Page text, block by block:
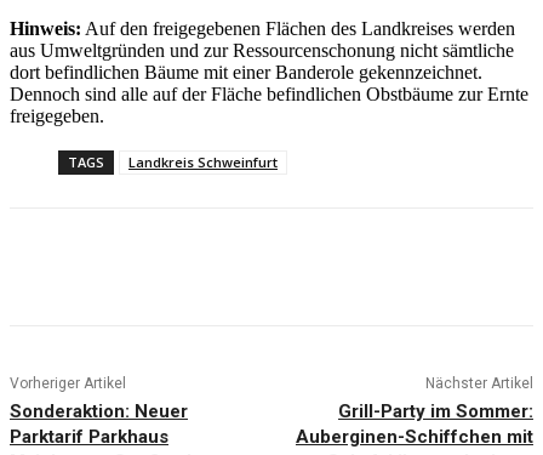
Hinweis: Auf den freigegebenen Flächen des Landkreises werden
aus Umweltgründen und zur Ressourcenschonung nicht sämtliche
dort befindlichen Bäume mit einer Banderole gekennzeichnet.
Dennoch sind alle auf der Fläche befindlichen Obstbäume zur Ernte
freigegeben.
TAGS Landkreis Schweinfurt
Vorheriger Artikel
Sonderaktion: Neuer
Parktarif Parkhaus
Nächster Artikel
Grill-Party im Sommer:
Auberginen-Schiffchen mit